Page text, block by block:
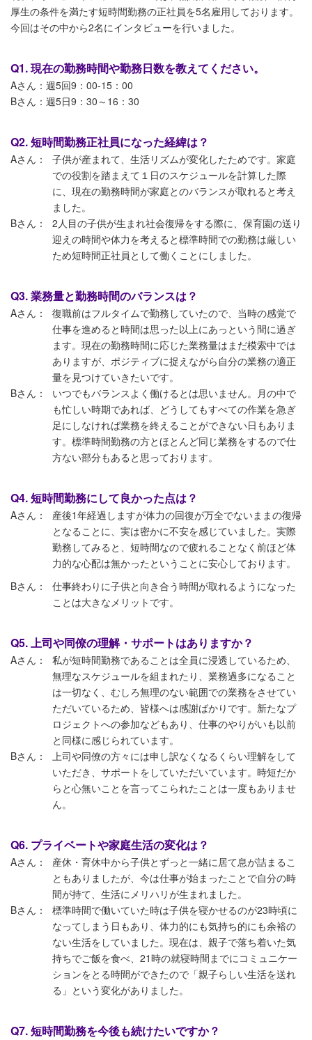
厚生の条件を満たす短時間勤務の正社員を5名雇用しております。
今回はその中から2名にインタビューを行いました。
Q1. 現在の勤務時間や勤務日数を教えてください。
Aさん：週5回9：00-15：00
Bさん：週5日9：30～16：30
Q2. 短時間勤務正社員になった経緯は？
Aさん：
子供が産まれて、生活リズムが変化したためです。家庭
での役割を踏まえて１日のスケジュールを計算した際
に、現在の勤務時間が家庭とのバランスが取れると考え
ました。
Bさん：
2人目の子供が生まれ社会復帰をする際に、保育園の送り
迎えの時間や体力を考えると標準時間での勤務は厳しい
ため短時間正社員として働くことにしました。
Q3. 業務量と勤務時間のバランスは？
Aさん：
復職前はフルタイムで勤務していたので、当時の感覚で
仕事を進めると時間は思った以上にあっという間に過ぎ
ます。現在の勤務時間に応じた業務量はまだ模索中では
ありますが、ポジティブに捉えながら自分の業務の適正
量を見つけていきたいです。
Bさん：
いつでもバランスよく働けるとは思いません。月の中で
も忙しい時期であれば、どうしてもすべての作業を急ぎ
足にしなければ業務を終えることができない日もありま
す。標準時間勤務の方とほとんど同じ業務をするので仕
方ない部分もあると思っております。
Q4. 短時間勤務にして良かった点は？
Aさん：
産後1年経過しますが体力の回復が万全でないままの復帰
となることに、実は密かに不安を感じていました。実際
勤務してみると、短時間なので疲れることなく前ほど体
力的な心配は無かったということに安心しております。
Bさん：
仕事終わりに子供と向き合う時間が取れるようになった
ことは大きなメリットです。
Q5. 上司や同僚の理解・サポートはありますか？
Aさん：
私が短時間勤務であることは全員に浸透しているため、
無理なスケジュールを組まれたり、業務過多になること
は一切なく、むしろ無理のない範囲での業務をさせてい
ただいているため、皆様へは感謝ばかりです。新たなプ
ロジェクトへの参加などもあり、仕事のやりがいも以前
と同様に感じられています。
Bさん：
上司や同僚の方々には申し訳なくなるくらい理解をして
いただき、サポートをしていただいています。時短だか
らと心無いことを言ってこられたことは一度もありませ
ん。
Q6. プライベートや家庭生活の変化は？
Aさん：
産休・育休中から子供とずっと一緒に居て息が詰まるこ
ともありましたが、今は仕事が始まったことで自分の時
間が持て、生活にメリハリが生まれました。
Bさん：
標準時間で働いていた時は子供を寝かせるのが23時頃に
なってしまう日もあり、体力的にも気持ち的にも余裕の
ない生活をしていました。現在は、親子で落ち着いた気
持ちでご飯を食べ、21時の就寝時間までにコミュニケー
ションをとる時間ができたので「親子らしい生活を送れ
る」という変化がありました。
Q7. 短時間勤務を今後も続けたいですか？